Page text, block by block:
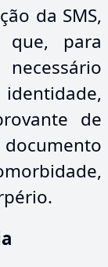
da SMS,
que, para
de